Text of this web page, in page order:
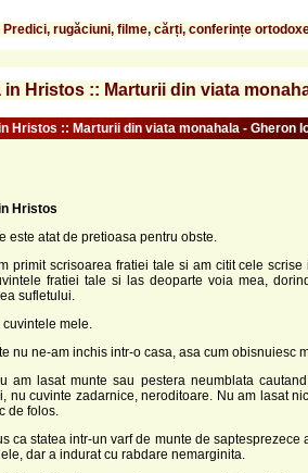
rugăciuni, filme, cărți, conferințe
Hristos :: Marturii din viata
Hristos :: Marturii din viata monahala - Gheron
Hristos
este atat de pretioasa pentru obste.
primit scrisoarea fratiei tale si am citit cele scrise
fratiei tale si las deoparte voia mea,
sufletului.
mele.
nu ne-am inchis intr-o casa, asa cum obisnuiesc
am lasat munte sau pestera neumblata
nu cuvinte zadarnice, neroditoare. Nu am lasat
de folos.
ca statea intr-un varf de munte de saptesprezece
dar a indurat cu rabdare nemarginita.